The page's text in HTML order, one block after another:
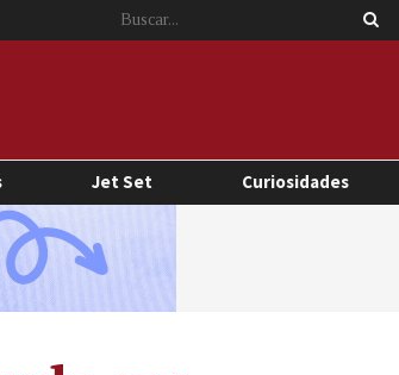
Jet Set Curiosidades